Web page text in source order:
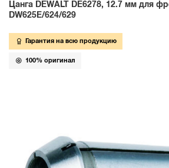
Цанга DEWALT DE6278, 12.7 мм для
DW625E/624/629
Гарантия на всю продукцию
100% оригинал